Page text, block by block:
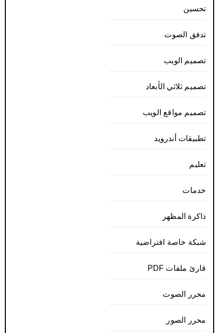
تحسين
تدفق الصوت
تصميم الويب
تصميم ثلاثي الأبعاد
تصميم مواقع الويب
تطبيقات أندرويد
تعليم
خدمات
ذاكرة المظهر
شبكة خاصة افتراضية
قارئ ملفات PDF
محرر الصوت
محرر الصور